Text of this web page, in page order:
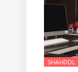
SHAHDOL